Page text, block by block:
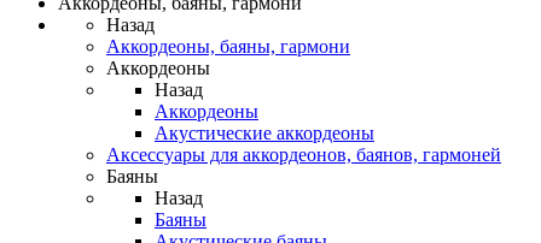
Назад
Аккордеоны, баяны, гармони
Аккордеоны
Назад
Аккордеоны
Акустические аккордеоны
Аксессуары для аккордеонов, баянов, гармоней
Баяны
Назад
Баяны